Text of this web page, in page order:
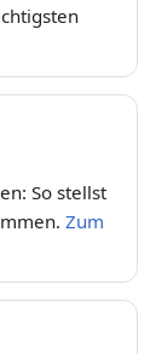
So stellst
Zum